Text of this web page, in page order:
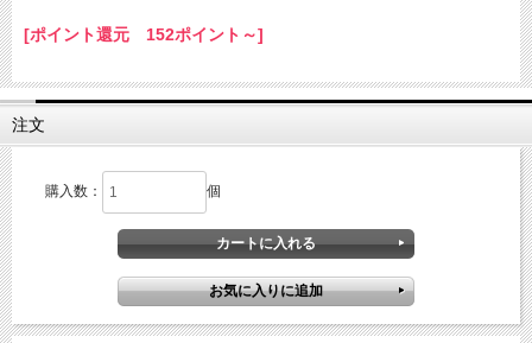
[ポイント還元 152ポイント～]
注文
購入数： 個